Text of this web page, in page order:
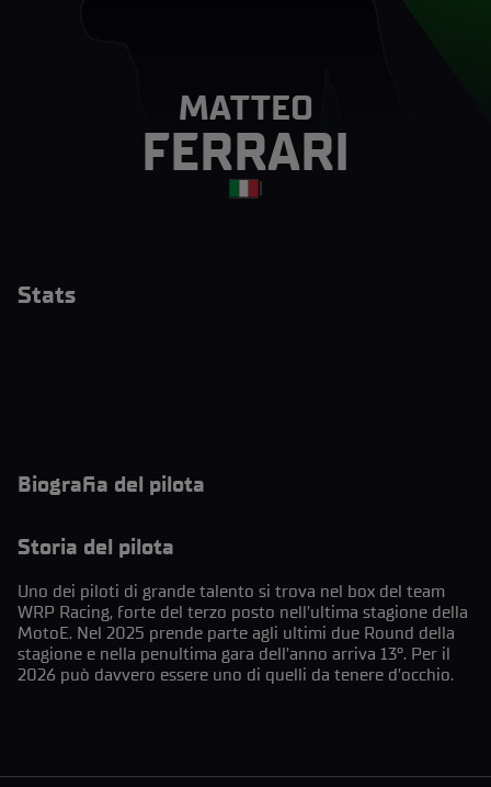
MATTEO
FERRARI
Stats
Biografia del pilota
Storia del pilota
Uno dei piloti di grande talento si trova nel box del team
WRP Racing, forte del terzo posto nell’ultima stagione della
MotoE. Nel 2025 prende parte agli ultimi due Round della
stagione e nella penultima gara dell’anno arriva 13°. Per il
2026 può davvero essere uno di quelli da tenere d’occhio.